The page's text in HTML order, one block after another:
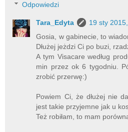
Odpowiedzi
Tara_Edyta
19 sty
Gosia, w gabinecie, to
Dłużej jeżdzi Ci po buzi,
A tym Visacare według
min przez ok 6 tygodniu.
zrobić przerwę:)
Powiem Ci, że dłużej nie
jest takie przyjemne jak u
Też robiłam, to mam